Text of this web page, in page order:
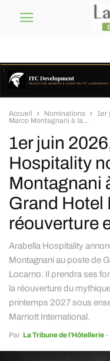
Accueil Nominations
1er
Marco Montagnani à la...
1er juin
Hospitality
Montagnani
Grand Hotel
réouverture
Arabella Hospitality
Montagnani au poste de
Locarno. Il prendra ses
la réouverture du
printemps 2027 sous
Marriott International.
Par La Tribune de l’Hôtellerie -